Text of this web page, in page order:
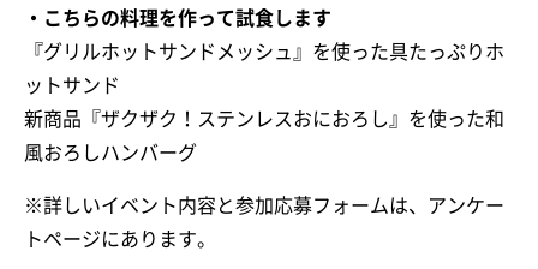
・こちらの料理を作って試食します
『グリルホットサンドメッシュ』を使った具たっぷりホ
ットサンド
新商品『ザクザク！ステンレスおにおろし』を使った和
風おろしハンバーグ
※詳しいイベント内容と参加応募フォームは、アンケー
トページにあります。